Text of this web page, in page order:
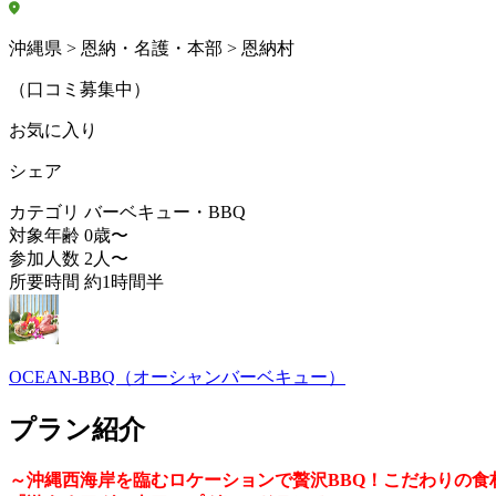
沖縄県 > 恩納・名護・本部 > 恩納村
（口コミ募集中）
お気に入り
シェア
カテゴリ バーベキュー・BBQ
対象年齢 0歳〜
参加人数 2人〜
所要時間 約1時間半
OCEAN-BBQ（オーシャンバーベキュー）
プラン紹介
～沖縄西海岸を臨むロケーションで贅沢BBQ！こだわりの食